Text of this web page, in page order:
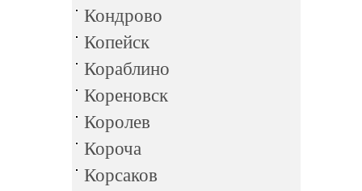
Кондрово
Копейск
Кораблино
Кореновск
Королев
Короча
Корсаков